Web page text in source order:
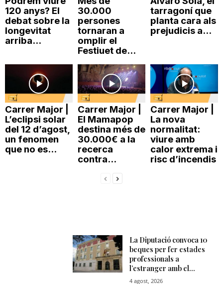
120 anys? El
debat sobre la
longevitat
arriba...
30.000
persones
tornaran a
omplir el
Festiuet de...
tarragoní que
planta cara als
prejudicis a...
Carrer Major |
L’eclipsi solar
del 12 d’agost,
un fenomen
que no es...
Carrer Major |
El Mamapop
destina més de
30.000€ a la
recerca
contra...
Carrer Major |
La nova
normalitat:
viure amb
calor extrema i
risc d’incendis